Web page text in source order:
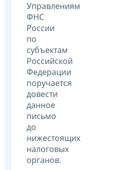
Управлениям
ФНС
России
по
субъектам
Российской
Федерации
поручается
довести
данное
письмо
до
нижестоящих
налоговых
органов.